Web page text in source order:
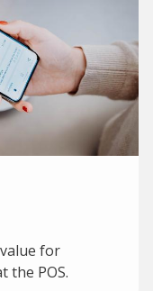
for
the POS.